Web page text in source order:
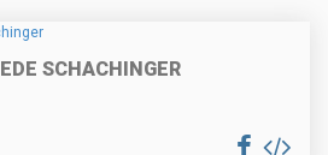
SCHACHINGER